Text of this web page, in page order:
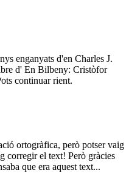
enganyats d'en Charles J.
d' En Bilbeny: Cristòfor
continuar rient.
ortogràfica, però potser vaig
corregir el text! Però gràcies
que era aquest text...